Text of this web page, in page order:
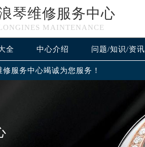
琴维修服务中心
MAINTENANCE
全 中心介绍 问题/知识/资讯
修服务中心竭诚为您服务！